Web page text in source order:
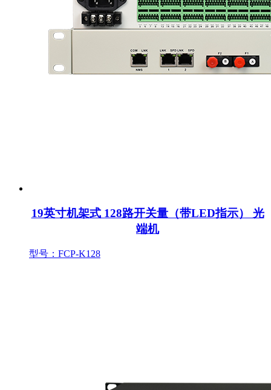
19英寸机架式 128路开关量（带LED指示） 光
端机
型号：FCP-K128